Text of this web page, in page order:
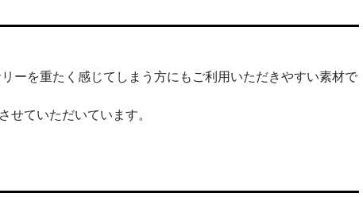
ーを重たく感じてしまう方にもご利用いただきやすい素材で
ていただいています。